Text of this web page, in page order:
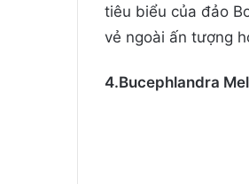
tiêu biểu của đảo
vẻ ngoài ấn tượng
4.Bucephlandra